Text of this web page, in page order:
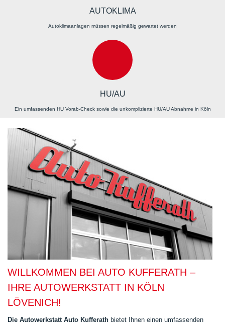
AUTOKLIMA
Autoklimaanlagen müssen regelmäßig gewartet werden
HU/AU
Ein umfassenden HU Vorab-Check sowie die unkomplizierte HU/AU Abnahme in Köln
WILLKOMMEN BEI AUTO KUFFERATH –
IHRE AUTOWERKSTATT IN KÖLN
LÖVENICH!
Die Autowerkstatt Auto Kufferath bietet Ihnen einen umfassenden